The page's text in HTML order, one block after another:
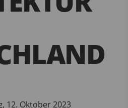
12. Oktober 2023